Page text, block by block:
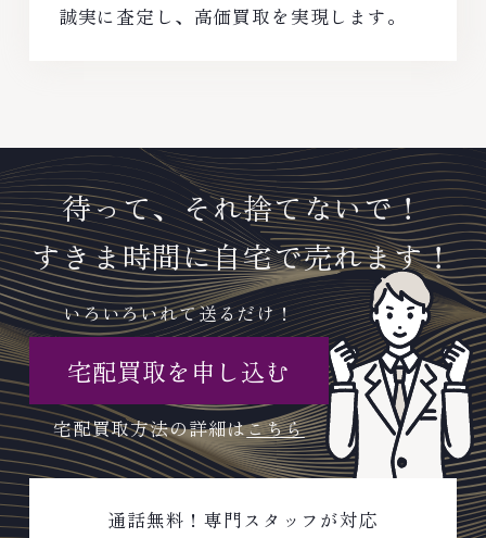
誠実に査定し、高価買取を実現します。
待って、それ捨てないで！
すきま時間に自宅で売れます！
いろいろいれて送るだけ！
宅配買取を申し込む
宅配買取方法の詳細はこちら
通話無料！専門スタッフが対応